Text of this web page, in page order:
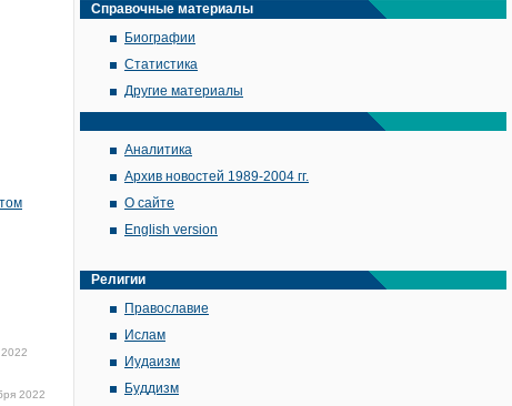
2022
Справочные материалы
Биографии
Статистика
Другие материалы
Аналитика
Архив новостей 1989-2004 гг.
О сайте
English version
Религии
Православие
Ислам
Иудаизм
Буддизм